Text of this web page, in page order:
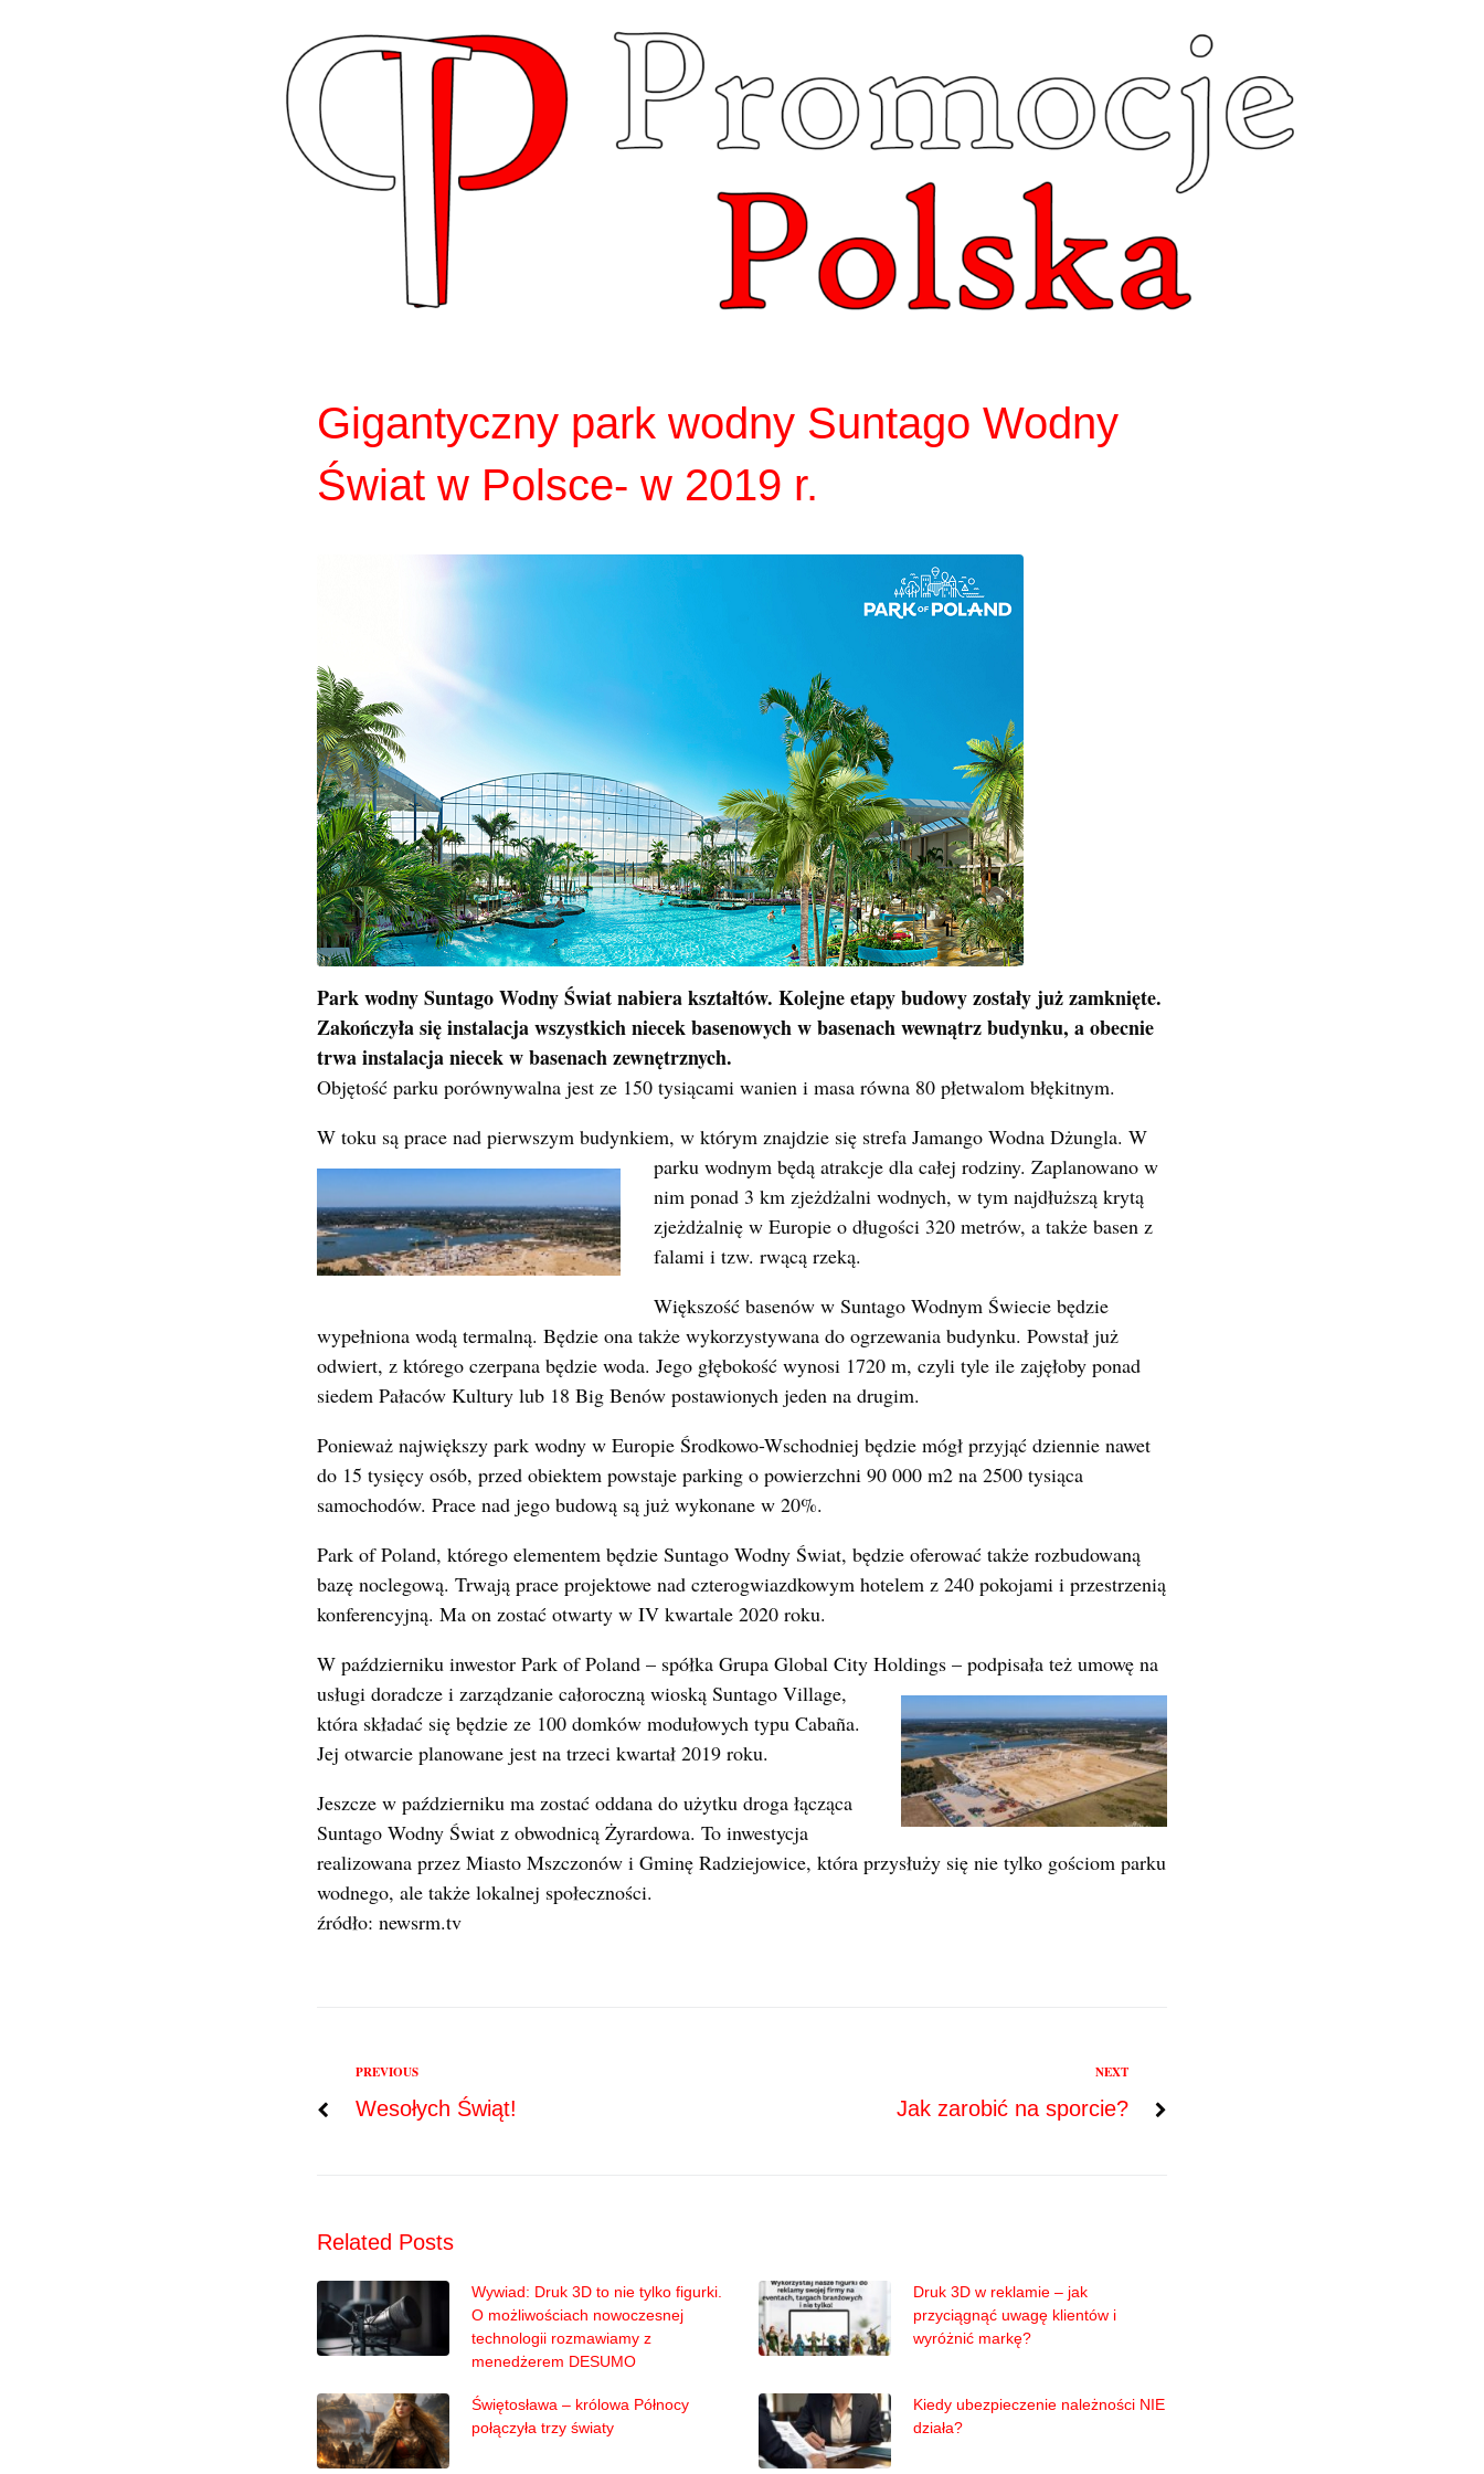
Gigantyczny park wodny Suntago Wodny
Świat w Polsce- w 2019 r.
Park wodny Suntago Wodny Świat nabiera kształtów. Kolejne etapy budowy zostały już zamknięte.
Zakończyła się instalacja wszystkich niecek basenowych w basenach wewnątrz budynku, a obecnie
trwa instalacja niecek w basenach zewnętrznych.
Objętość parku porównywalna jest ze 150 tysiącami wanien i masa równa 80 płetwalom błękitnym.
W toku są prace nad pierwszym budynkiem, w którym znajdzie się strefa Jamango Wodna Dżungla. W
parku wodnym będą atrakcje dla całej rodziny. Zaplanowano w
nim ponad 3 km zjeżdżalni wodnych, w tym najdłuższą krytą
zjeżdżalnię w Europie o długości 320 metrów, a także basen z
falami i tzw. rwącą rzeką.
Większość basenów w Suntago Wodnym Świecie będzie
wypełniona wodą termalną. Będzie ona także wykorzystywana do ogrzewania budynku. Powstał już
odwiert, z którego czerpana będzie woda. Jego głębokość wynosi 1720 m, czyli tyle ile zajęłoby ponad
siedem Pałaców Kultury lub 18 Big Benów postawionych jeden na drugim.
Ponieważ największy park wodny w Europie Środkowo-Wschodniej będzie mógł przyjąć dziennie nawet
do 15 tysięcy osób, przed obiektem powstaje parking o powierzchni 90 000 m2 na 2500 tysiąca
samochodów. Prace nad jego budową są już wykonane w 20%.
Park of Poland, którego elementem będzie Suntago Wodny Świat, będzie oferować także rozbudowaną
bazę noclegową. Trwają prace projektowe nad czterogwiazdkowym hotelem z 240 pokojami i przestrzenią
konferencyjną. Ma on zostać otwarty w IV kwartale 2020 roku.
W październiku inwestor Park of Poland – spółka Grupa Global City Holdings – podpisała też umowę na
usługi doradcze i zarządzanie całoroczną wioską Suntago Village,
która składać się będzie ze 100 domków modułowych typu Cabaña.
Jej otwarcie planowane jest na trzeci kwartał 2019 roku.
Jeszcze w październiku ma zostać oddana do użytku droga łącząca
Suntago Wodny Świat z obwodnicą Żyrardowa. To inwestycja
realizowana przez Miasto Mszczonów i Gminę Radziejowice, która przysłuży się nie tylko gościom parku
wodnego, ale także lokalnej społeczności.
źródło: newsrm.tv
Nawigacja
Previous
PREVIOUS
Wesołych Świąt!
NEXT
Jak zarobić na sporcie?
Related Posts
Wywiad: Druk 3D to nie tylko figurki.
O możliwościach nowoczesnej
technologii rozmawiamy z
menedżerem DESUMO
Druk 3D w reklamie – jak
przyciągnąć uwagę klientów i
wyróżnić markę?
Świętosława – królowa Północy
połączyła trzy światy
Kiedy ubezpieczenie należności NIE
działa?